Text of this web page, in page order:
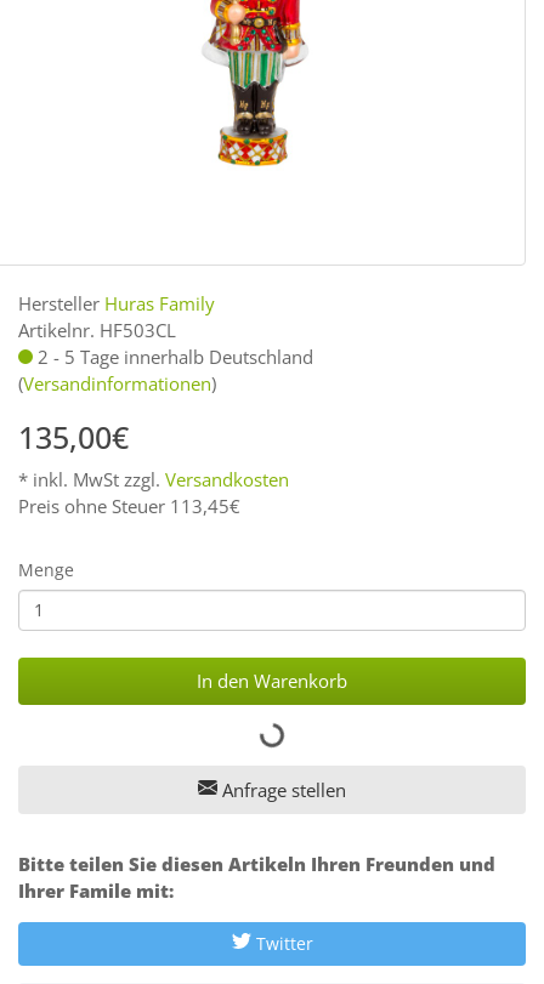
Hersteller Huras Family
Artikelnr. HF503CL
2 - 5 Tage innerhalb Deutschland
(Versandinformationen)
135,00€
* inkl. MwSt zzgl. Versandkosten
Preis ohne Steuer 113,45€
Menge
In den Warenkorb
Anfrage stellen
Bitte teilen Sie diesen Artikeln Ihren Freunden und
Ihrer Famile mit:
Twitter